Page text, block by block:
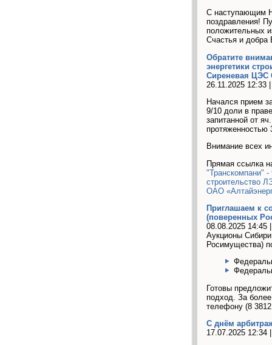
С наступающим
поздравления!
положительных
Счастья и
Обратите
энергетики
Сиреневая ЦЭС
26.11.2025 12:33
Начался прием
9/10 доли в
запитанной от
протяженностью
Внимание всех
Прямая ссылка
"Транскомпани" -
строительство
ОАО
Приглашаем к
(поверенных
08.08.2025 14:45
Аукционы Сибири
Росимущества)
Готовы
подход. За
телефону (8
С днём
17.07.2025 12:34